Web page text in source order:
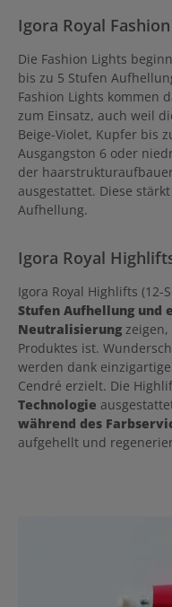
Igora Royal
Die Fashion Lights
bis zu 5 Stufen
Fashion Lights kommen
zum Einsatz, auch weil
Beige-Violet, Kupfer bis
Ausgangston 6 oder
der
ausgestattet. Diese
Aufhellung.
Igora Royal
Igora Royal Highlifts
Stufen Aufhellung und
Neutralisierung
Produktes ist.
werden dank
Cendré erzielt. Die
Technologie
während des
aufgehellt und